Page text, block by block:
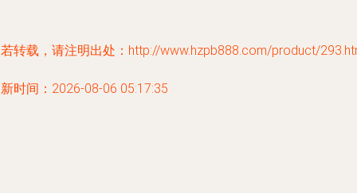
转载，请注明出处：http://www.hzpb888.com/product/
时间：2026-08-06 05:17:35